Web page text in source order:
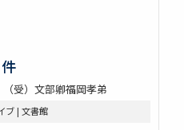
受）文部卿福岡孝弟
ブ | 文書館